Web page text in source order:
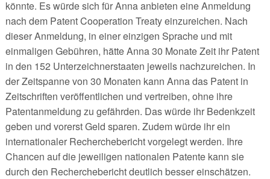
könnte. Es würde sich für Anna anbieten eine Anmeldung
nach dem Patent Cooperation Treaty einzureichen. Nach
dieser Anmeldung, in einer einzigen Sprache und mit
einmaligen Gebühren, hätte Anna 30 Monate Zeit ihr Patent
in den 152 Unterzeichnerstaaten jeweils nachzureichen. In
der Zeitspanne von 30 Monaten kann Anna das Patent in
Zeitschriften veröffentlichen und vertreiben, ohne ihre
Patentanmeldung zu gefährden. Das würde ihr Bedenkzeit
geben und vorerst Geld sparen. Zudem würde ihr ein
internationaler Recherchebericht vorgelegt werden. Ihre
Chancen auf die jeweiligen nationalen Patente kann sie
durch den Recherchebericht deutlich besser einschätzen.